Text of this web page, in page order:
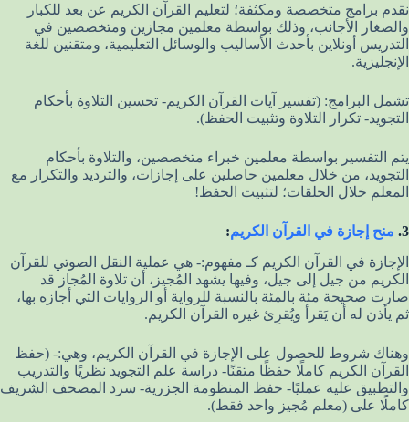
نقدم برامج متخصصة ومكثفة؛ لتعليم القرآن الكريم عن بعد للكبار
والصغار الأجانب، وذلك بواسطة معلمين مجازين ومتخصصين في
التدريس أونلاين بأحدث الأساليب والوسائل التعليمية، ومتقنين للغة
الإنجليزية.
تشمل البرامج: (تفسير آيات القرآن الكريم- تحسين التلاوة بأحكام
التجويد- تكرار التلاوة وتثبيت الحفظ).
يتم التفسير بواسطة معلمين خبراء متخصصين، والتلاوة بأحكام
التجويد، من خلال معلمين حاصلين على إجازات، والترديد والتكرار مع
المعلم خلال الحلقات؛ لتثبيت الحفظ!
3. منح إجازة في القرآن الكريم:
الإجازة في القرآن الكريم كـ مفهوم:- هي عملية النقل الصوتي للقرآن
الكريم من جيل إلى جيل، وفيها يشهد المُجيز، أن تلاوة المُجاز قد
صارت صحيحة مئة بالمئة بالنسبة للرواية أو الروايات التي أجازه بها،
ثم يأذن له أن يَقرأ ويُقرِئ غيره القرآن الكريم.
وهناك شروط للحصول على الإجازة في القرآن الكريم، وهي:- (حفظ
القرآن الكريم كاملًا حفظًا متقنًا- دراسة علم التجويد نظريًا والتدريب
والتطبيق عليه عمليًا- حفظ المنظومة الجزرية- سرد المصحف الشريف
كاملًا على (معلم مُجيز واحد فقط).